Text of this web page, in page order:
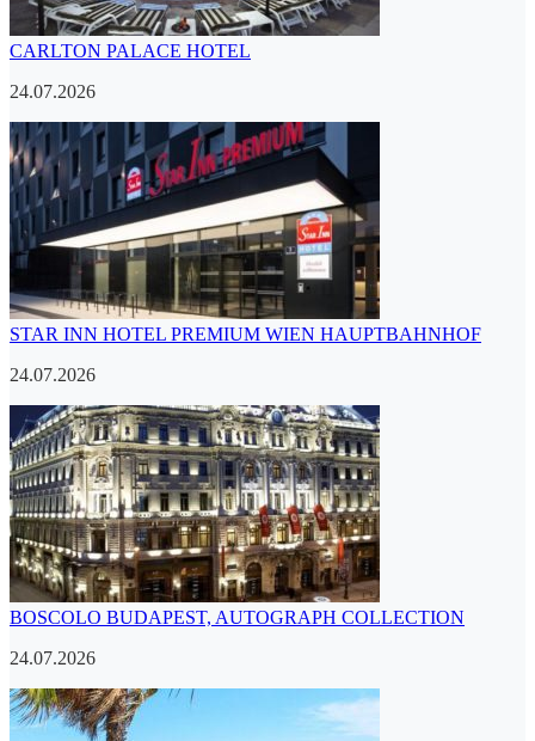
CARLTON PALACE HOTEL
24.07.2026
STAR INN HOTEL PREMIUM WIEN HAUPTBAHNHOF
24.07.2026
BOSCOLO BUDAPEST, AUTOGRAPH COLLECTION
24.07.2026